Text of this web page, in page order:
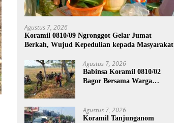
Agustus 7, 2026
Koramil 0810/09 Ngronggot Gelar Jumat
Berkah, Wujud Kepedulian kepada Masyarakat
Agustus 7, 2026
Babinsa Koramil 0810/02
Bagor Bersama Warga
Agustus 7, 2026
Koramil Tanjunganom